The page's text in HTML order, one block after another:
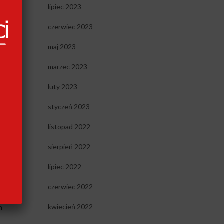
lipiec 2023
czerwiec 2023
maj 2023
marzec 2023
luty 2023
styczeń 2023
listopad 2022
sierpień 2022
lipiec 2022
czerwiec 2022
kwiecień 2022